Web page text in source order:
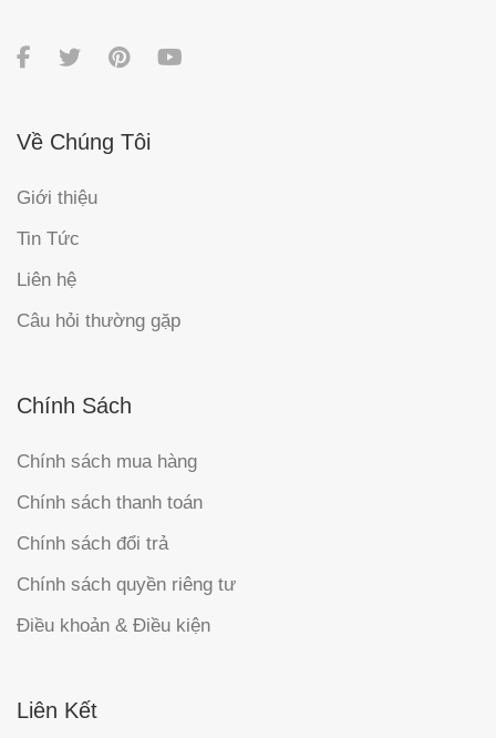
Về Chúng Tôi
Giới thiệu
Tin Tức
Liên hệ
Câu hỏi thường gặp
Chính Sách
Chính sách mua hàng
Chính sách thanh toán
Chính sách đổi trả
Chính sách quyền riêng tư
Điều khoản & Điều kiện
Liên Kết